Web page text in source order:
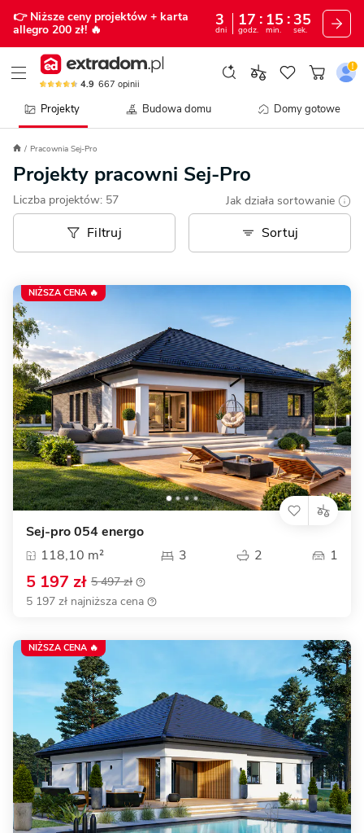
👉 Niższe ceny projektów + karta
allegro 200 zł! 🔥
3
dni
17
godz.
15
min.
32
sek.
4.9 667 opinii
Projekty Budowa domu Domy gotowe
Pracownia Sej-Pro
Projekty pracowni Sej-Pro
Liczba projektów: 57 Jak działa sortowanie
Filtruj Sortuj
Sej-pro 054 energo
118,10 m²
3 2 1
5 197 zł 5 497 zł
5 197 zł najniższa cena
NIŻSZA CENA 🔥
NIŻSZA CENA 🔥